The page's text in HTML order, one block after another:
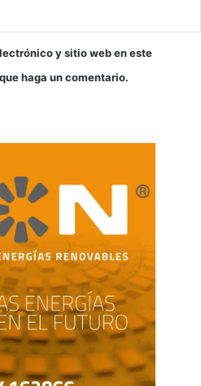
y sitio web en este
haga un comentario.